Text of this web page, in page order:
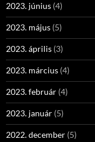
2023. június (4)
2023. május (5)
2023. április (3)
2023. március (4)
2023. február (4)
2023. január (5)
2022. december (5)